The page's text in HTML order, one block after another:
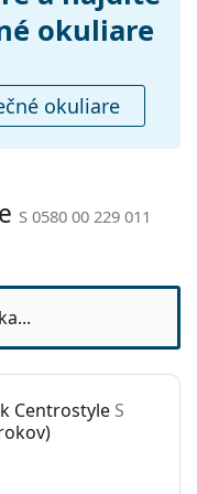
Turistika, Terénna
okuliare
okuliare
S 0580 00 229 011
Centrostyle S